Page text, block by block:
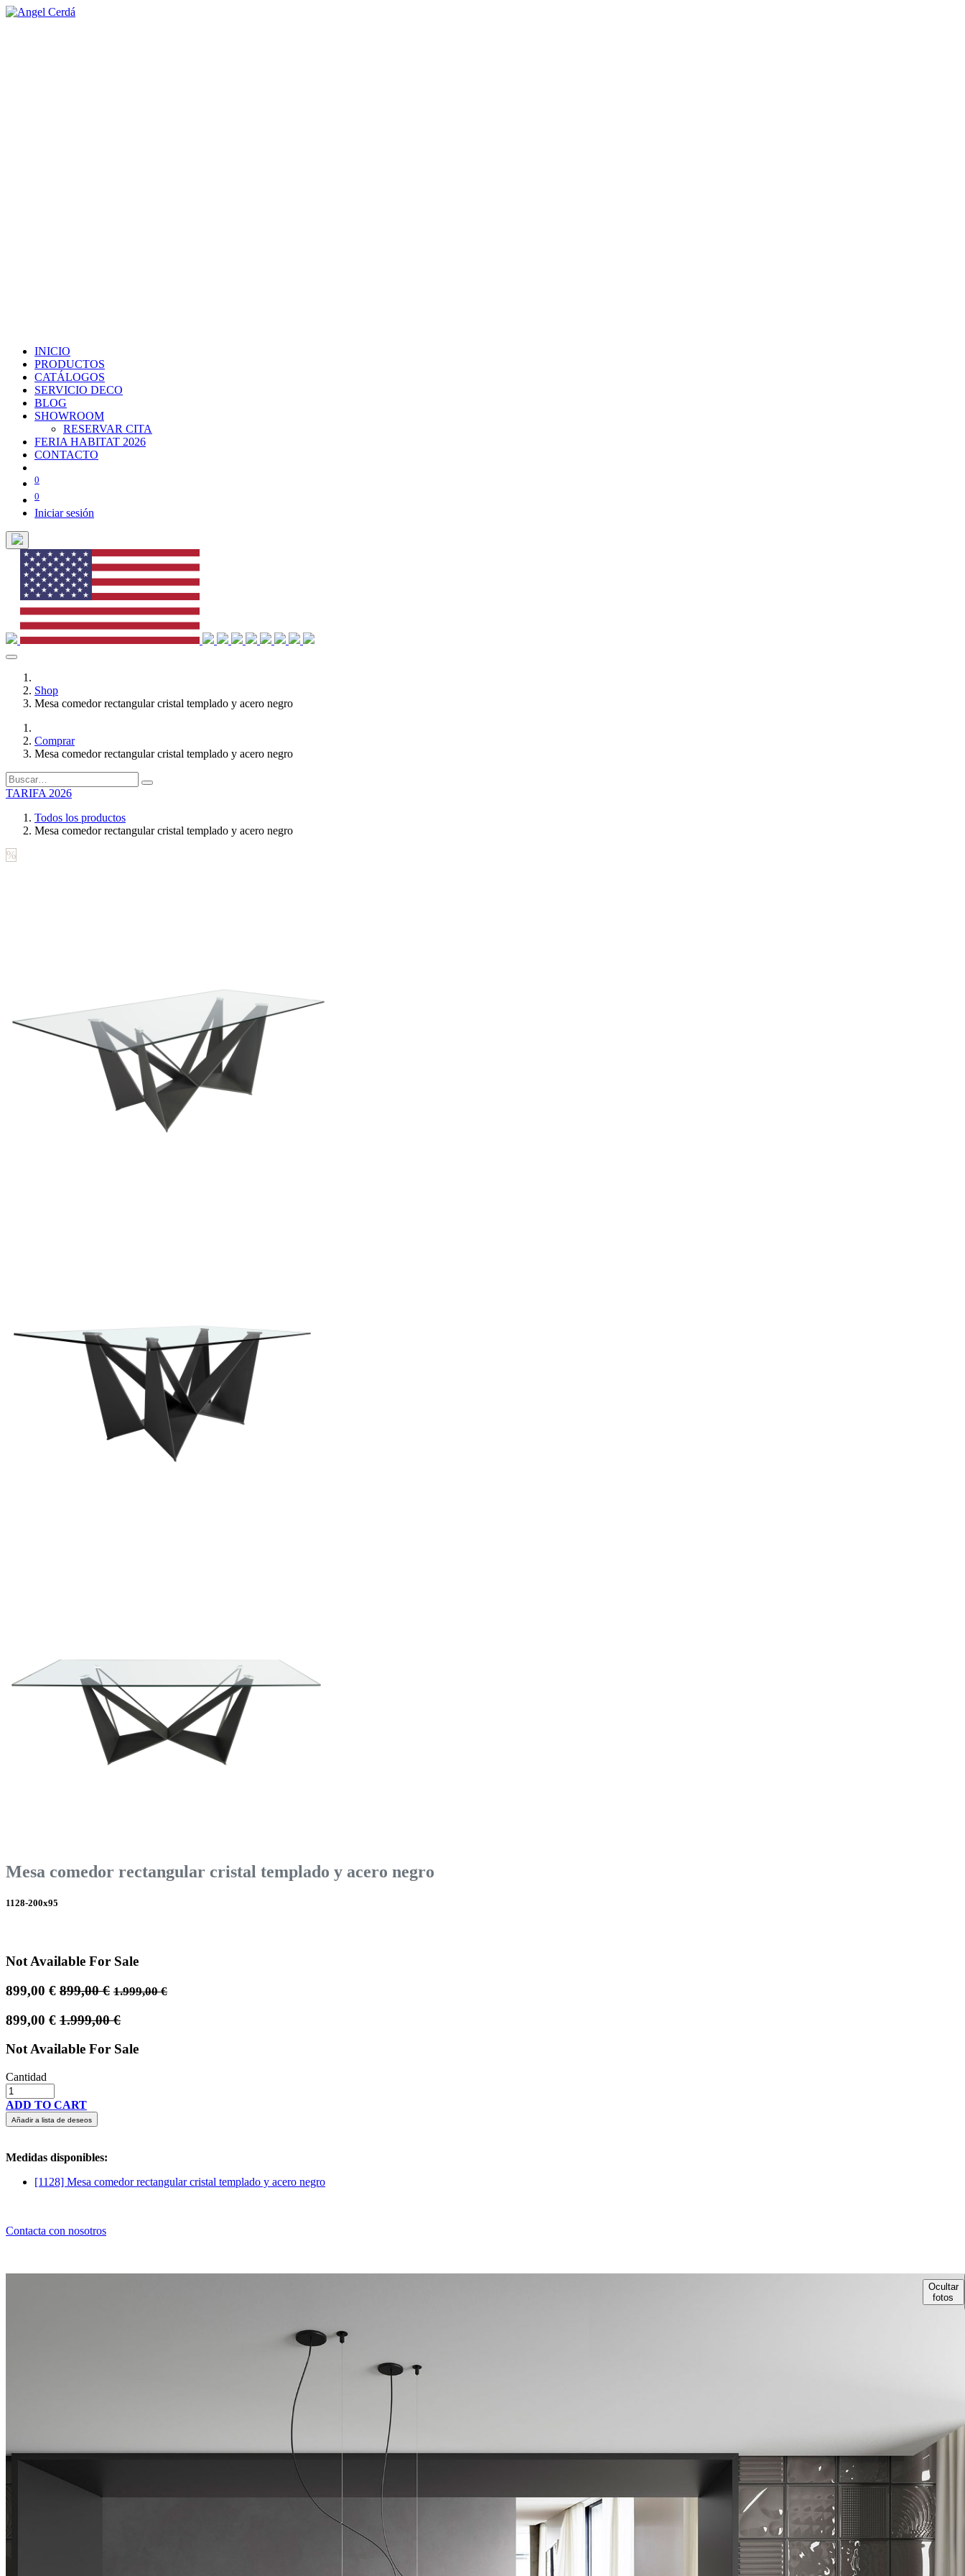
INICIO
PRODUCTOS
CATÁLOGOS
SERVICIO DECO
BLOG
SHOWROOM
RESERVAR CITA
FERIA HABITAT 2026
CONTACTO
0
0
Iniciar sesión
Shop
Mesa comedor rectangular cristal templado y acero negro
Comprar
Mesa comedor rectangular cristal templado y acero negro
TARIFA 2026
Todos los productos
Mesa comedor rectangular cristal templado y acero negro
%
Mesa comedor rectangular cristal templado y acero negro
1128-200x95
Not Available For Sale
899,00 € 899,00€ 1.999,00€
899,00 € 1.999,00€
Not Available For Sale
Cantidad
ADD TO CART
Añadir a lista de deseos
Medidas disponibles:
[1128] Mesa comedor rectangular cristal templado y acero negro
Contacta con nosotros
Ocultar
fotos